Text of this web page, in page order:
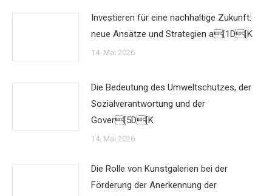
Investieren für eine nachhaltige Zukunft:
neue Ansätze und Strategien a[1D[K
14. Mai 2026
Die Bedeutung des Umweltschutzes, der
Sozialverantwortung und der
Gover[5D[K
14. Mai 2026
Die Rolle von Kunstgalerien bei der
Förderung der Anerkennung der